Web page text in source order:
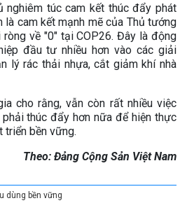
nghiêm túc cam kết thúc đẩy phát
là cam kết mạnh mẽ của Thủ tướng
về "0" tại COP26. Đây là động
đầu tư nhiều hơn vào các giải
lý rác thải nhựa, cắt giảm khí nhà
cho rằng, vẫn còn rất nhiều việc
thúc đẩy hơn nữa để hiện thực
triển bền vững.
Theo: Đảng Cộng Sản Việt Nam
dùng bền vững